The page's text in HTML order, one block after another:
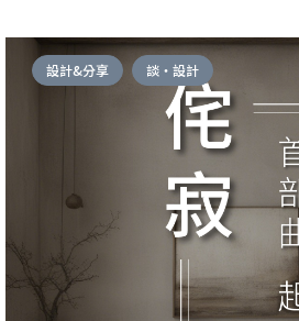
設計&分享 談・設計